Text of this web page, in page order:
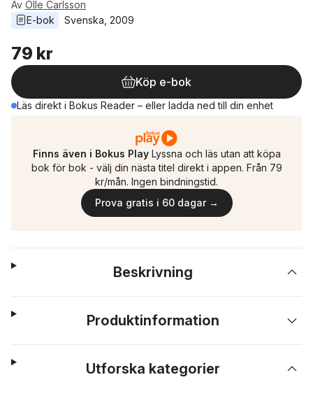
Av Olle Carlsson
E-bok
Svenska 2009
79 kr
Köp e-bok
Läs direkt i Bokus Reader – eller ladda ned till din enhet
Finns även i Bokus Play Lyssna och läs utan att köpa
bok för bok - välj din nästa titel direkt i appen. Från 79
kr/mån. Ingen bindningstid.
Prova gratis i 60 dagar →
Beskrivning
Produktinformation
Utforska kategorier